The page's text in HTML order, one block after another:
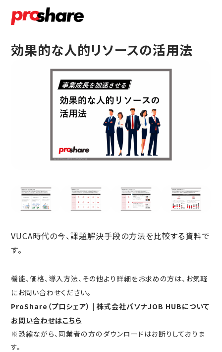
効果的な人的リソースの活用法
VUCA時代の今、課題解決手段の方法を比較する資料で
す。
機能、価格、導入方法、その他より詳細をお求めの方は、お気軽
にお問い合わせください。
ProShare（プロシェア） | 株式会社パソナJOB HUBについて
お問い合わせはこちら
※恐縮ながら、同業者の方のダウンロードはお断りしておりま
す。